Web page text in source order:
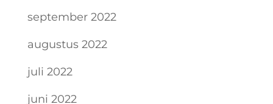
september 2022
augustus 2022
juli 2022
juni 2022